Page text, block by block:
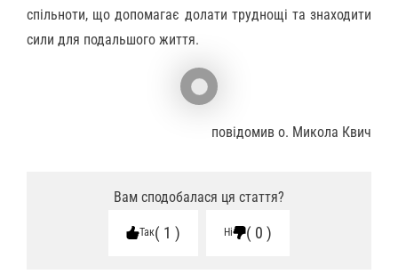
спільноти, що допомагає долати труднощі та знаходити
сили для подальшого життя.
повідомив о. Микола Квич
Вам сподобалася ця стаття?
Так 1 Ні 0